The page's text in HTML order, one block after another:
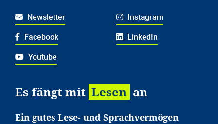
Newsletter Instagram
Facebook LinkedIn
Youtube
Es fängt mit Lesen an
Ein gutes Lese- und Sprachvermögen